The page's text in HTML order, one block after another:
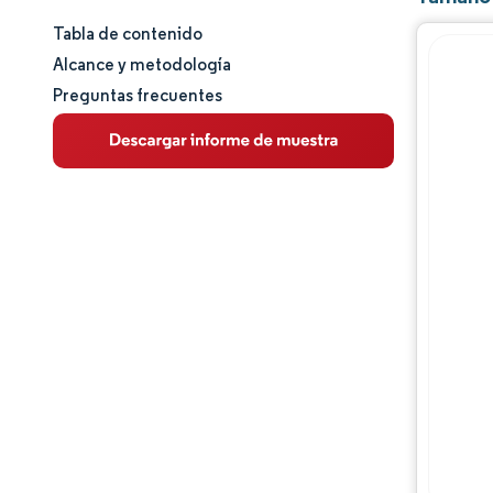
Tamaño y cuota de mercado
Análisis de mercado
Tendencias e ideas
Tabla de contenido
Alcance y metodología
Preguntas frecuentes